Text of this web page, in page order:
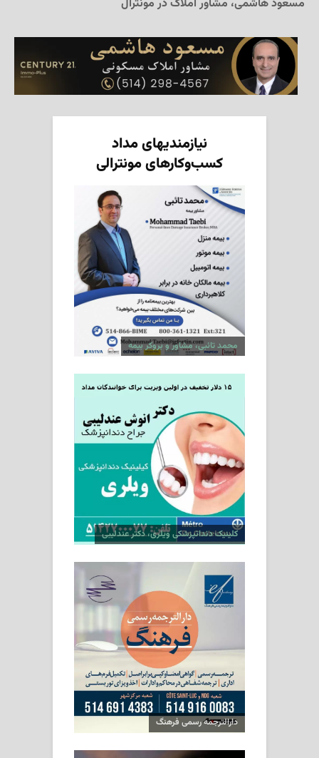
مسعود هاشمی، مشاور املاک در مونترال
نیازمندیهای مداد
کسب‌وکارهای مونترالی
محمد تائبی، مشاور و بروکر بیمه
کلینیک دندانپزشکی ویلری، دکتر عندلیبی
دارالترجمه رسمی فرهنگ